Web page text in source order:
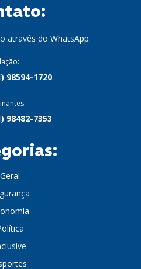
através do WhatsApp.
98594-1720
98482-7353
Geral